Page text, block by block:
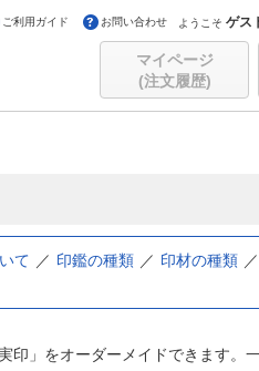
ご利用ガイド お問い合わせ ようこそ ゲス
マイページ
(注文履歴)
て 印鑑の種類
印材の種類
印」をオーダーメイドできます。